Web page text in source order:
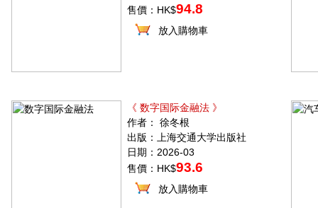
售價：HK$94.8
放入購物車
《 数字国际金融法 》
作者： 徐冬根
出版：上海交通大学出版社
日期：2026-03
售價：HK$93.6
放入購物車